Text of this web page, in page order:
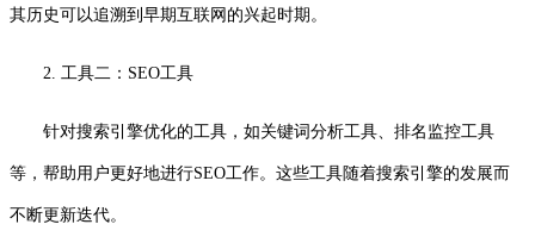
其历史可以追溯到早期互联网的兴起时期。
2. 工具二：SEO工具
针对搜索引擎优化的工具，如关键词分析工具、排名监控工具
等，帮助用户更好地进行SEO工作。这些工具随着搜索引擎的发展而
不断更新迭代。